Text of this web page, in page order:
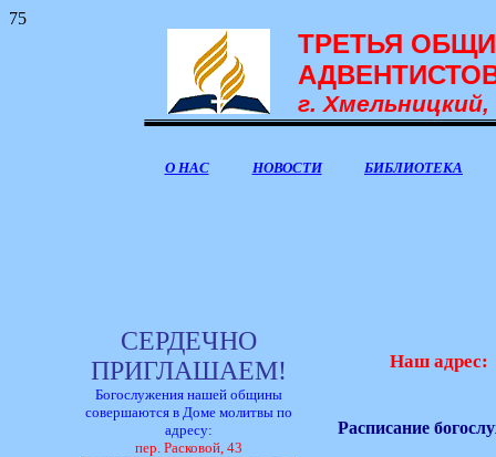
75
ТРЕТЬЯ
г. Хмельницкий,
О НАС НОВОСТИ БИБЛИОТЕКА
СЕРДЕЧНО
ПРИГЛАШАЕМ!
Богослужения нашей общины
совершаются в Доме молитвы по
адресу:
пер. Расковой,43
Наш адрес:
Расписание